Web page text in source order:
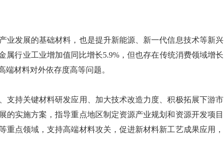
发展的基础材料，也是提升新能源、新一代信息技术等新兴
属行业工业增加值同比增长5.9%，但也存在传统消费领域增长
材料对外依存度高等问题。
持关键材料研发应用、加大技术改造力度、积极拓展下游市
的实施方案，指导重点地区制定资源产业规划和资源开发项目
重点领域，支持高端材料攻关，促进新材料新工艺成果应用，